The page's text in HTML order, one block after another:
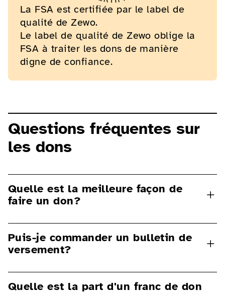
La FSA est certifiée par le label de
qualité de Zewo.
Le label de qualité de Zewo oblige la
FSA à traiter les dons de manière
digne de confiance.
Questions fréquentes sur
les dons
Quelle est la meilleure façon de
faire un don?
Vous avez la possibilité de faire un
don pour différents thèmes et offres
de la fsa.
Si vous faites un “don général”, vous
nous permettez d’utiliser votre don là
Puis-je commander un bulletin de
versement?
Quelle est la part d'un franc de don